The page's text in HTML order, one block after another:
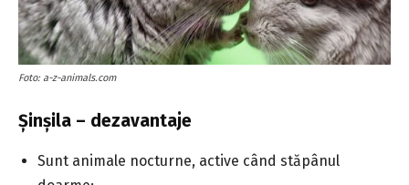
Foto: a-z-animals.com
Șinșila – dezavantaje
Sunt animale nocturne, active când stăpânul